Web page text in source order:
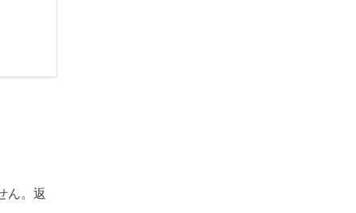
ん。返